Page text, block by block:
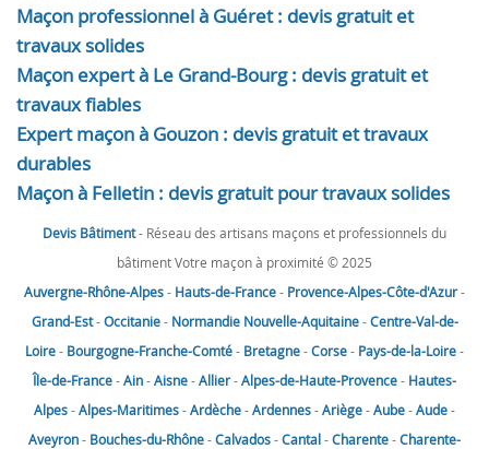
Maçon professionnel à Guéret : devis gratuit et
travaux solides
Maçon expert à Le Grand-Bourg : devis gratuit et
travaux fiables
Expert maçon à Gouzon : devis gratuit et travaux
durables
Maçon à Felletin : devis gratuit pour travaux solides
Devis Bâtiment- Réseau des artisans maçons et professionnels du
bâtiment Votre maçon à proximité © 2025
Auvergne-Rhône-Alpes- Hauts-de-France- Provence-Alpes-Côte-d'Azur-
Grand-Est-Occitanie- Normandie Nouvelle-Aquitaine-Centre-Val-de-
Loire- Bourgogne-Franche-Comté- Bretagne-Corse- Pays-de-la-Loire-
Île-de-France-Ain-Aisne-Allier-Alpes-de-Haute-Provence- Hautes-
Alpes-Alpes-Maritimes-Ardèche-Ardennes-Ariège-Aube-Aude-
Aveyron- Bouches-du-Rhône-Calvados-Cantal-Charente-Charente-